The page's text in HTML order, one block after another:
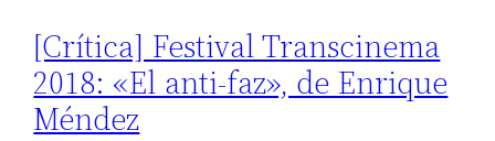
[Crítica] Festival Transcinema
2018: «El anti-faz», de Enrique
Méndez